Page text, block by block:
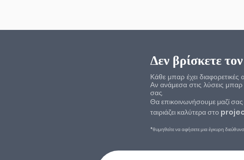
Δεν βρίσκετε
Κάθε μπαρ έχει διαφορετικές
Αν ανάμεσα στις λύσεις μπαρ
σας.​
Θα επικοινωνήσουμε μαζί
ταιριάζει καλύτερα στο
*θυμηθείτε να αφήσετε μια έγκυρη